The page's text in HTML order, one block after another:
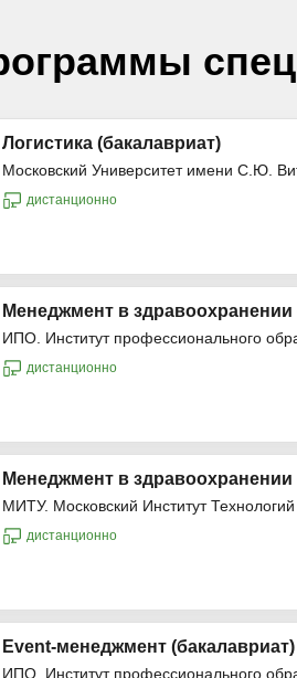
Логистика (бакалавриат)
Московский Университет имени С.Ю.
дистанционно
Менеджмент в здравоохранении
ИПО. Институт профессионального
дистанционно
Менеджмент в здравоохранении
МИТУ. Московский Институт
дистанционно
Event-менеджмент (бакалавриат)
ИПО. Институт профессионального